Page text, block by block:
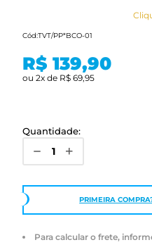
Cód:TVT/PP*BCO-01
R$ 139,90
ou 2x de R$ 69,95
Quantidade:
PRIMEIRA
Para calcular o frete,